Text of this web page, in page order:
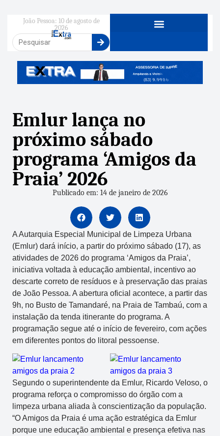
João Pessoa: 10 de agosto de
2026
Emlur lança no
próximo sábado
programa ‘Amigos da
Praia’ 2026
Publicado em: 14 de janeiro de 2026
A Autarquia Especial Municipal de Limpeza Urbana
(Emlur) dará início, a partir do próximo sábado (17), as
atividades de 2026 do programa ‘Amigos da Praia’,
iniciativa voltada à educação ambiental, incentivo ao
descarte correto de resíduos e à preservação das praias
de João Pessoa. A abertura oficial acontece, a partir das
9h, no Busto de Tamandaré, na Praia de Tambaú, com a
instalação da tenda itinerante do programa. A
programação segue até o início de fevereiro, com ações
em diferentes pontos do litoral pessoense.
Segundo o superintendente da Emlur, Ricardo Veloso, o
programa reforça o compromisso do órgão com a
limpeza urbana aliada à conscientização da população.
“O Amigos da Praia é uma ação estratégica da Emlur
porque une educação ambiental e presença efetiva nas